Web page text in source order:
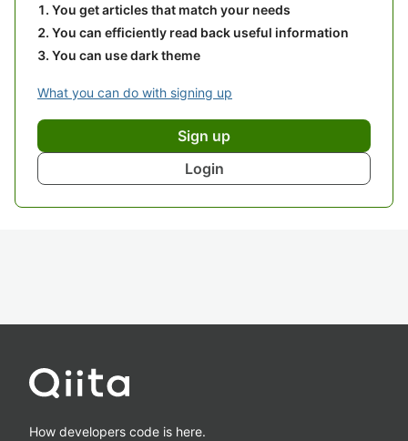
You get articles that match your needs
You can efficiently read back useful information
You can use dark theme
What you can do with signing up
Sign up
Login
How developers code is here.